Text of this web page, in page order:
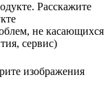
Расскажите
не касающихся
сервис)
изображения